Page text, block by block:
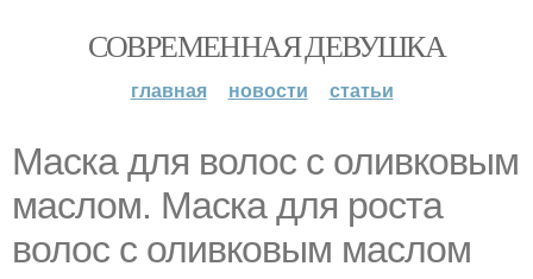
СОВРЕМЕННАЯ ДЕВУШКА
главная новости статьи
Маска для волос с оливковым
маслом. Маска для роста
волос с оливковым маслом